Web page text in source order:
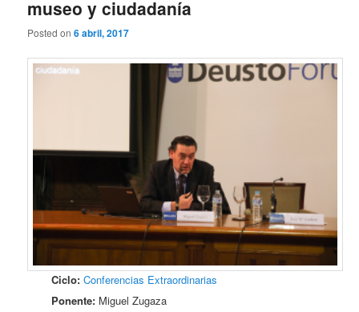
museo y ciudadanía
Posted on6 abril, 2017
Ciclo: Conferencias Extraordinarias
Ponente: Miguel Zugaza